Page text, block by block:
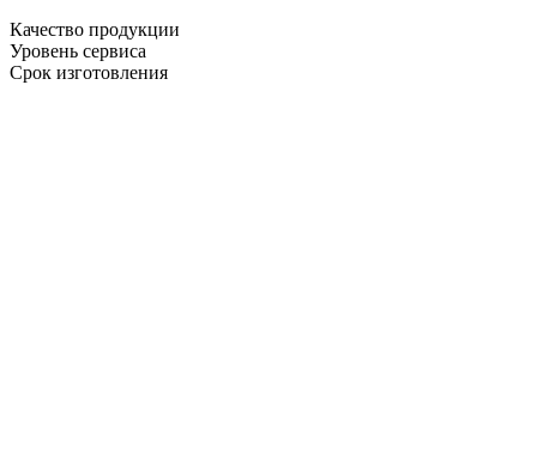
Качество продукции
Уровень сервиса
Срок изготовления